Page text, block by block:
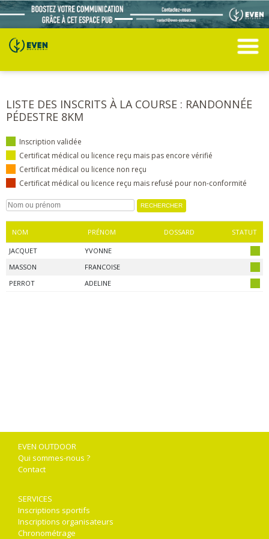
LISTE DES INSCRITS À LA COURSE : RANDONNÉE
PÉDESTRE 8KM
Inscription validée
Certificat médical ou licence reçu mais pas encore vérifié
Certificat médical ou licence non reçu
Certificat médical ou licence reçu mais refusé pour non-conformité
NOM PRÉNOM DOSSARD STATUT
JACQUET
YVONNE
MASSON
FRANCOISE
PERROT
ADELINE
EVEN OUTDOOR
Qui sommes-nous ?
Contact
SERVICES
Inscriptions sportifs
Inscriptions organisateurs
Chronométrage